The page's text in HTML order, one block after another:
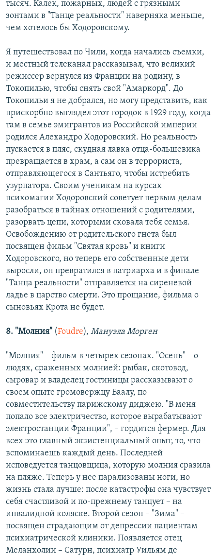
тысяч. Калек, пожарных, людей с грязными
зонтами в "Танце реальности" наверняка меньше,
чем хотелось бы Ходоровскому.
Я путешествовал по Чили, когда начались съемки,
и местный телеканал рассказывал, что великий
режиссер вернулся из Франции на родину, в
Токопилью, чтобы снять свой "Амаркорд". До
Токопильи я не добрался, но могу представить, как
прискорбно выглядел этот городок в 1929 году, когда
там в семье эмигрантов из Российской империи
родился Алехандро Ходоровский. Но реальность
пускается в пляс, скудная лавка отца-большевика
превращается в храм, а сам он в террориста,
отправляющегося в Сантьяго, чтобы истребить
узурпатора. Своим ученикам на курсах
психомагии Ходоровский советует первым делам
разобраться в тайнах отношений с родителями,
разорвать цепи, которыми сковала тебя семья.
Освобождению от родительского гнета был
посвящен фильм "Святая кровь" и книги
Ходоровского, но теперь его собственные дети
выросли, он превратился в патриарха и в финале
"Танца реальности" отправляется на сиреневой
ладье в царство смерти. Это прощание, фильма о
сыновьях Крота не будет.
8. "Молния" (Foudre), Мануэла Морген
"Молния" – фильм в четырех сезонах. "Осень" – о
людях, сраженных молнией: рыбак, скотовод,
сыровар и владелец гостиницы рассказывают о
своем опыте громовержцу Баалу, по
совместительству парижскому диджею. "В меня
попало все электричество, которое вырабатывают
электростанции Франции", – гордится фермер. Для
всех это главный экзистенциальный опыт, то, что
вспоминаешь каждый день. Последней
исповедуется танцовщица, которую молния сразила
на пляже. Теперь у нее парализованы ноги, но
жизнь стала лучше: после катастрофы она чувствует
себя счастливой и по-прежнему танцует – на
инвалидной коляске. Второй сезон – "Зима" –
посвящен страдающим от депрессии пациентам
психиатрической клиники. Появляется отец
Меланхолии – Сатурн, психиатр Уильям де